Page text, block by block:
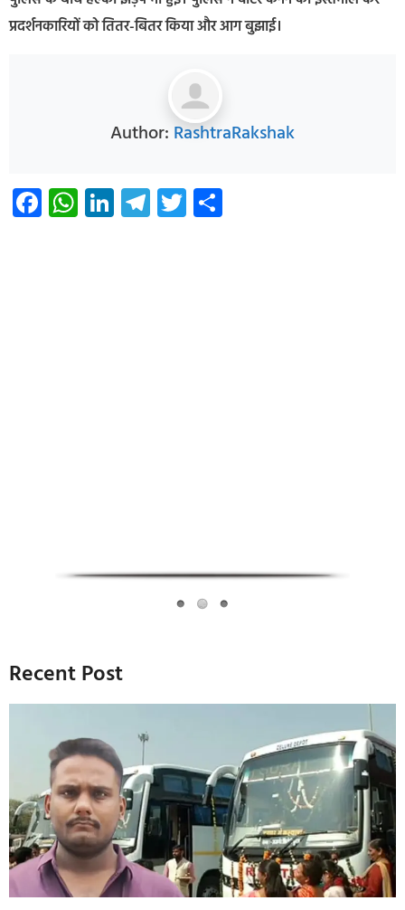
प्रदर्शनकारियों को तितर-बितर किया और आग बुझाई।
Author: RashtraRakshak
Facebook
WhatsApp
LinkedIn
Telegram
Twitter
Recent Post